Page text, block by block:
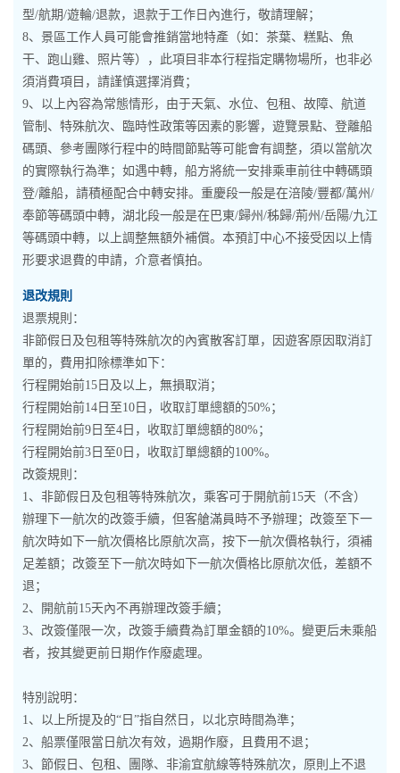
型/航期/遊輪/退款，退款于工作日內進行，敬請理解；
8、景區工作人員可能會推銷當地特產（如：茶葉、糕點、魚
干、跑山雞、照片等），此項目非本行程指定購物場所，也非必
須消費項目，請謹慎選擇消費；
9、以上內容為常態情形，由于天氣、水位、包租、故障、航道
管制、特殊航次、臨時性政策等因素的影響，遊覽景點、登離船
碼頭、參考團隊行程中的時間節點等可能會有調整，須以當航次
的實際執行為準；如遇中轉，船方將統一安排乘車前往中轉碼頭
登/離船，請積極配合中轉安排。重慶段一般是在涪陵/豐都/萬州/
奉節等碼頭中轉，湖北段一般是在巴東/歸州/秭歸/荊州/岳陽/九江
等碼頭中轉，以上調整無額外補償。本預訂中心不接受因以上情
形要求退費的申請，介意者慎拍。
退改規則
退票規則：
非節假日及包租等特殊航次的內賓散客訂單，因遊客原因取消訂
單的，費用扣除標準如下：
行程開始前15日及以上，無損取消；
行程開始前14日至10日，收取訂單總額的50%；
行程開始前9日至4日，收取訂單總額的80%；
行程開始前3日至0日，收取訂單總額的100%。
改簽規則：
1、非節假日及包租等特殊航次，乘客可于開航前15天（不含）
辦理下一航次的改簽手續，但客艙滿員時不予辦理；改簽至下一
航次時如下一航次價格比原航次高，按下一航次價格執行，須補
足差額；改簽至下一航次時如下一航次價格比原航次低，差額不
退；
2、開航前15天內不再辦理改簽手續；
3、改簽僅限一次，改簽手續費為訂單金額的10%。變更后未乘船
者，按其變更前日期作作廢處理。
特別說明：
1、以上所提及的“日”指自然日，以北京時間為準；
2、船票僅限當日航次有效，過期作廢，且費用不退；
3、節假日、包租、團隊、非渝宜航線等特殊航次，原則上不退